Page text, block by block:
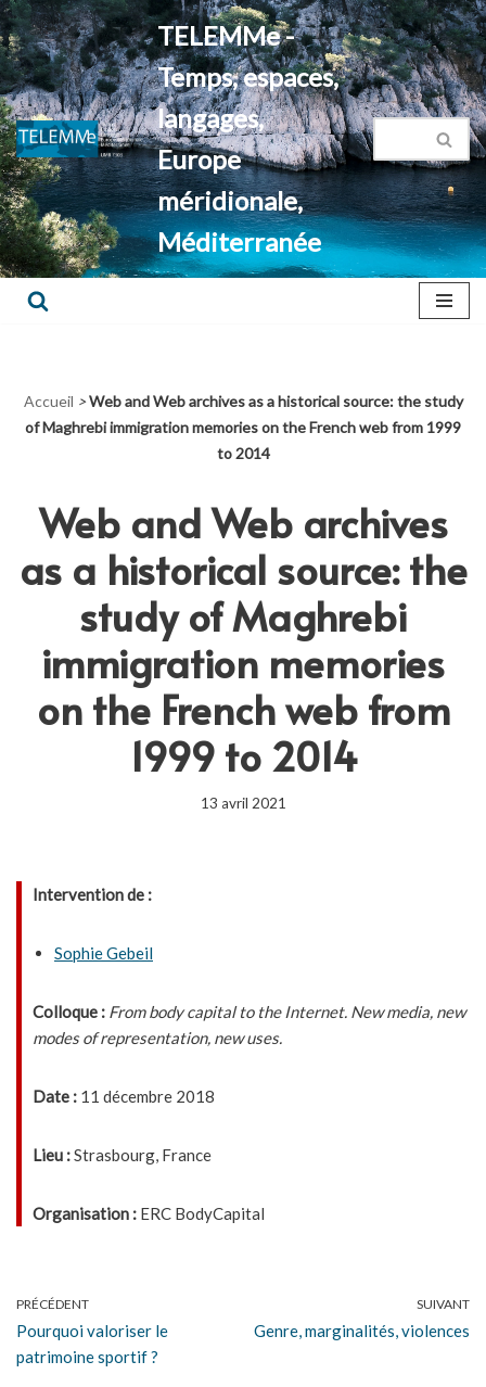
Aller
au
contenu
TELEMMe -
Temps, espaces,
langages,
Europe
méridionale,
Méditerranée
Accueil > Web and Web archives as a historical source: the study
of Maghrebi immigration memories on the French web from 1999
to 2014
Web and Web archives
as a historical source: the
study of Maghrebi
immigration memories
on the French web from
1999 to 2014
13 avril 2021
Intervention de :
Sophie Gebeil
Colloque : From body capital to the Internet. New media, new
modes of representation, new uses.
Date : 11 décembre 2018
Lieu :Strasbourg, France
Organisation : ERC BodyCapital
PRÉCÉDENT
Pourquoi valoriser le
patrimoine sportif ?
SUIVANT
Genre, marginalités, violences